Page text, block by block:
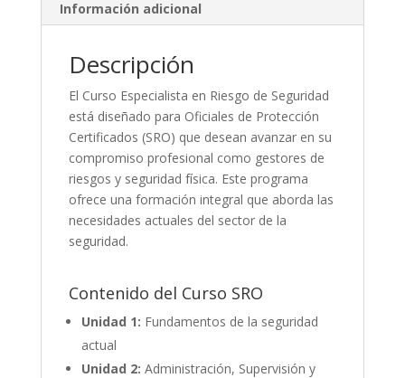
Información adicional
Descripción
El Curso Especialista en Riesgo de Seguridad
está diseñado para Oficiales de Protección
Certificados (SRO) que desean avanzar en su
compromiso profesional como gestores de
riesgos y seguridad física. Este programa
ofrece una formación integral que aborda las
necesidades actuales del sector de la
seguridad.
Contenido del Curso SRO
Unidad 1: Fundamentos de la seguridad
actual
Unidad 2: Administración, Supervisión y